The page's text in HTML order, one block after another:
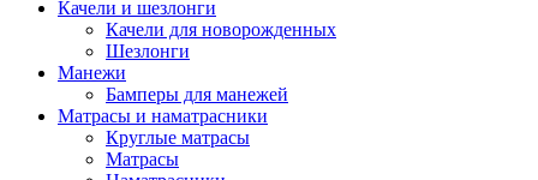
Качели и шезлонги
Качели для новорожденных
Шезлонги
Манежи
Бамперы для манежей
Матрасы и наматрасники
Круглые матрасы
Матрасы